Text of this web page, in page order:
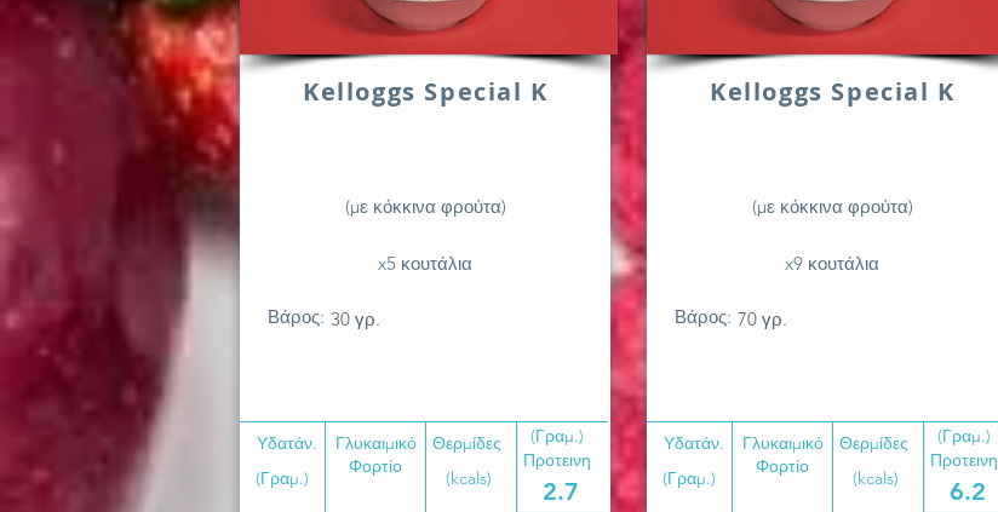
Kelloggs Special K
(με κόκκινα φρούτα)
x5 κουτάλια
Βάρος: 30 γρ.
Υδατάν.
Γλυκαιμικό
Φορτίο
(Γραμ.)
Θερμίδες
(kcals)
Προτεινη
2.7
(Γραμ.)
Kelloggs Special K
(με κόκκινα φρούτα)
x9 κουτάλια
Βάρος: 70 γρ.
Υδατάν.
Γλυκαιμικό
Φορτίο
(Γραμ.)
Θερμίδες
(kcals)
Προτεινη
6.2
(Γραμ.)